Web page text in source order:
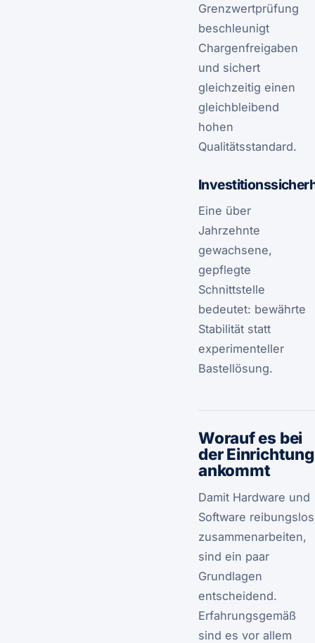
Grenzwertprüfung
beschleunigt
Chargenfreigaben
und sichert
gleichzeitig einen
gleichbleibend
hohen
Qualitätsstandard.
Eine über
Jahrzehnte
gewachsene,
gepflegte
Schnittstelle
bedeutet: bewährte
Stabilität statt
experimenteller
Bastellösung.
Worauf es bei
der Einrichtung
ankommt
Damit Hardware und
Software reibungslos
zusammenarbeiten,
sind ein paar
Grundlagen
entscheidend.
Erfahrungsgemäß
sind es vor allem